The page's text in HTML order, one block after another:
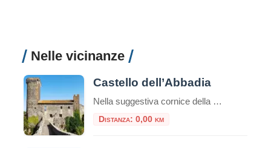
Nelle vicinanze
Castello dell’Abbadia
Nella suggestiva cornice della Maremma laziale, al confine tra Lazio e Toscana, sorge il Castello dell’Abbadia, noto anche come Castello di Vulci. Questo imponente maniero, arroccato sul fiume Fiora, è un simbolo di storia, arte e mistero, che domina il paesaggio circostante con la sua architettura austera e affascinante. Storia e origini del Castello dell’Abbadia Le origini […]
Distanza: 0,00 km